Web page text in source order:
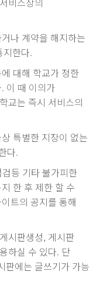
나 계약을 해지하는
지한다.
대해 학교가 정한
이 때 이의가
교는 즉시 서비스의
특별한 지장이 없는
다.
등 기타 불가피한
한 후 제한 할 수
트의 공지를 통해
시판생성, 게시판
하실 수 있다. 단
판에는 글쓰기가 가능